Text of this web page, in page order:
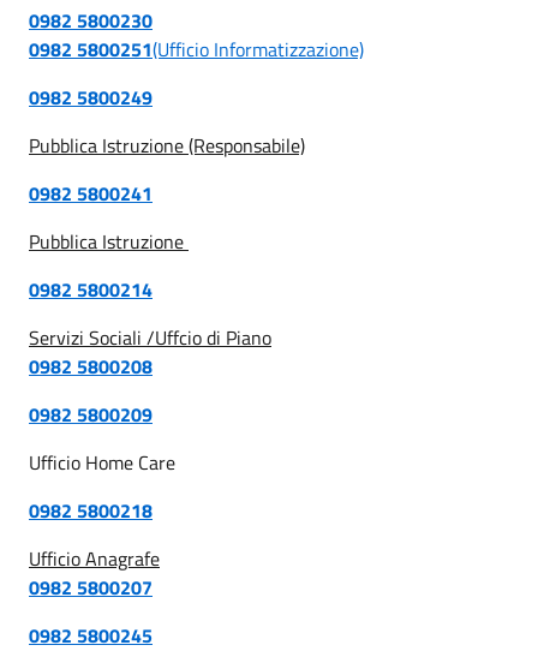
0982 5800230
0982 5800251(Ufficio Informatizzazione)
0982 5800249
Pubblica Istruzione (Responsabile)
0982 5800241
Pubblica Istruzione
0982 5800214
Servizi Sociali /Uffcio di Piano
0982 5800208
0982 5800209
Ufficio Home Care
0982 5800218
Ufficio Anagrafe
0982 5800207
0982 5800245